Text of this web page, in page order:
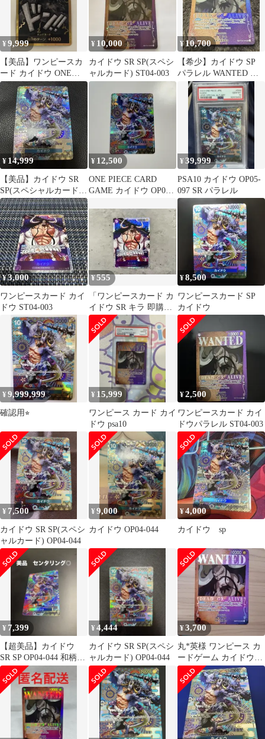
¥9,999
【美品】ワンピースカ
ード カイドウ ONE
PIECE 金ドン スーパー
パラレル
¥ 10,000
カイドウ SR SP(スペシ
ャルカード) ST04-003
¥10,700
【希少】カイドウ SP
パラレル WANTED ワ
ンピース
¥ 14,999
【美品】カイドウ SR
SP(スペシャルカード)
OP04-044 和柄
¥ 12,500
ONE PIECE CARD
GAME カイドウ OP04-
¥39,999
PSA10 カイドウ OP05-
097 SR パラレル
¥3,000
ワンピースカード カイ
ドウ ST04-003
¥555
「ワンピースカード カ
イドウ SR キラ 即購入
OK
¥8,500
ワンピースカード SP
カイドウ
¥9,999,999
確認用⭐︎
¥ 15,999
ワンピース カード カイ
ドウ psa10
¥2,500
ワンピースカード カイ
ドウパラレル ST04-003
¥ 7,500
カイドウ SR SP(スペシ
ャルカード) OP04-044
¥9,000
カイドウ OP04-044
¥4,000
カイドウ sp
¥ 7,399
【超美品】カイドウ
SR SP OP04-044 和柄
新時代の主役
¥4,444
カイドウ SR SP(スペシ
ャルカード) OP04-044
¥3,700
丸*英様 ワンピース カ
ードゲーム カイドウ
SPレア 手配書